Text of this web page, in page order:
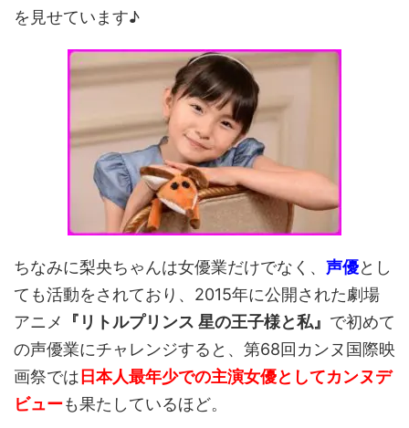
を見せています♪
ちなみに梨央ちゃんは女優業だけでなく、 声優とし
ても活動をされており、2015年に公開された劇場
アニメ
『リトルプリンス 星の王子様と私』 で初めて
の声優業にチャレンジすると、第68回カンヌ国際映
画祭では 日本人最年少での主演女優としてカンヌデ
ビューも果たしているほど。